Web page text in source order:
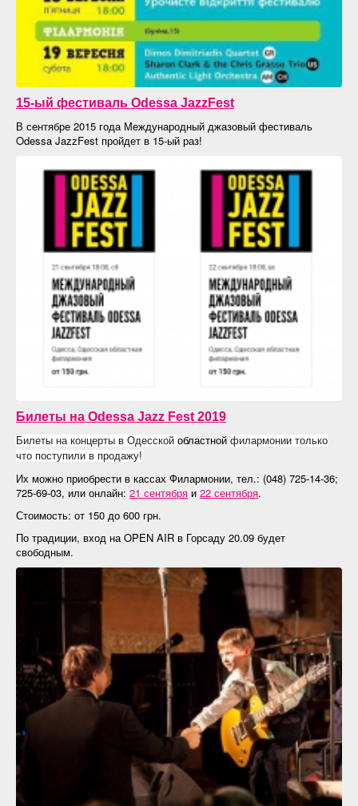
15-ый фестиваль Odessa JazzFest
В сентябре 2015 года Международный джазовый фестиваль
Odessa JazzFest пройдет в 15-ый раз!
Билеты на Odessa Jazz Fest 2019
Билеты на концерты в Одесской областной филармонии только
что поступили в продажу!
Их можно приобрести в кассах Филармонии, тел.: (048) 725-14-36;
725-69-03, или онлайн: 21 сентября и 22 сентября.
Стоимость: от 150 до 600 грн.
По традиции, вход на OPEN AIR в Горсаду 20.09 будет
свободным.